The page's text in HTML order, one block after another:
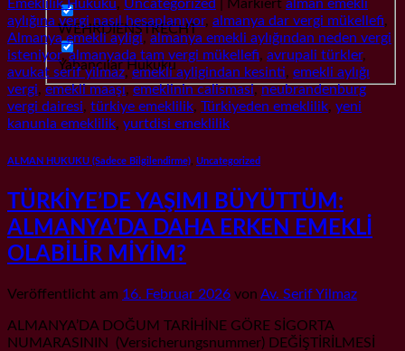
WEHRDIENSTRECHT
Yabancılar Hukuku
Emeklilik Hukuku, Uncategorized Markiert alman emekli
aylığına vergi nasıl hesaplanıyor, almanya dar vergi mükellefi,
Almanya emekli ayligi,almanya emekli aylığından neden vergi
isteniyor,almanyada tam vergi mükellefi, avrupali türkler,
avukat serif yilmaz,emekli ayligindan kesinti, emekli aylığı
vergi, emekli maaşı,emeklinin calismasi,neubrandenburg
vergi dairesi, türkiye emeklilik, Türkiyeden emeklilik, yeni
kanunla emeklilik, yurtdisi emeklilik
ALMAN HUKUKU (Sadece Bilgilendirme) Uncategorized
TÜRKİYE’DE YAŞIMI BÜYÜTTÜM:
ALMANYA’DA DAHA ERKEN EMEKLİ
OLABİLİR MİYİM?
Veröffentlicht am 16. Februar 2026 von Av. Serif Yilmaz
ALMANYA’DA DOĞUM TARİHİNE GÖRE SİGORTA
NUMARASININ (Versicherungsnummer) DEĞİŞTİRİLMESİ